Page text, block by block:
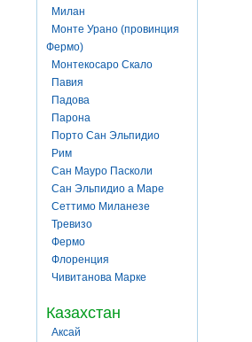
Милан
Монте Урано (провинция
Фермо)
Монтекосаро Скало
Павия
Падова
Парона
Порто Сан Эльпидио
Рим
Сан Мауро Пасколи
Сан Эльпидио а Маре
Сеттимо Миланезе
Тревизо
Фермо
Флоренция
Чивитанова Марке
Казахстан
Аксай